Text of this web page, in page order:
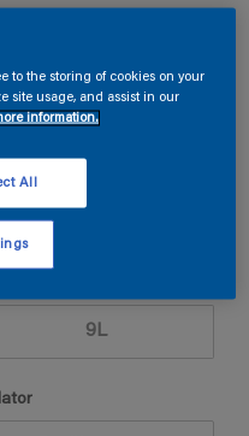
9L
to the storing of cookies on your
site usage, and assist in our
information.
All